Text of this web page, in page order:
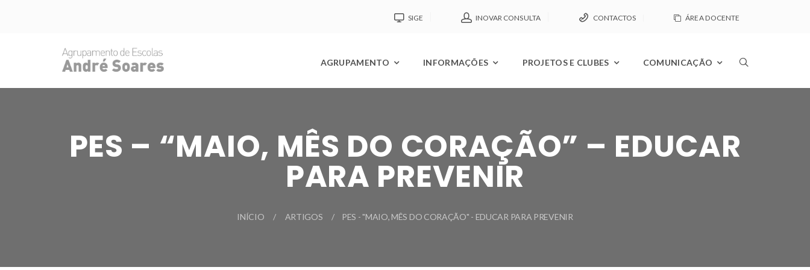
SIGE INOVAR CONSULTA CONTACTOS ÁREA DOCENTE
AGRUPAMENTO INFORMAÇÕES PROJETOS E CLUBES COMUNICAÇÃO
PES – “MAIO, MÊS DO CORAÇÃO” – EDUCAR
PARA PREVENIR
INÍCIO ARTIGOS PES - "MAIO, MÊS DO CORAÇÃO" - EDUCAR PARA PREVENIR